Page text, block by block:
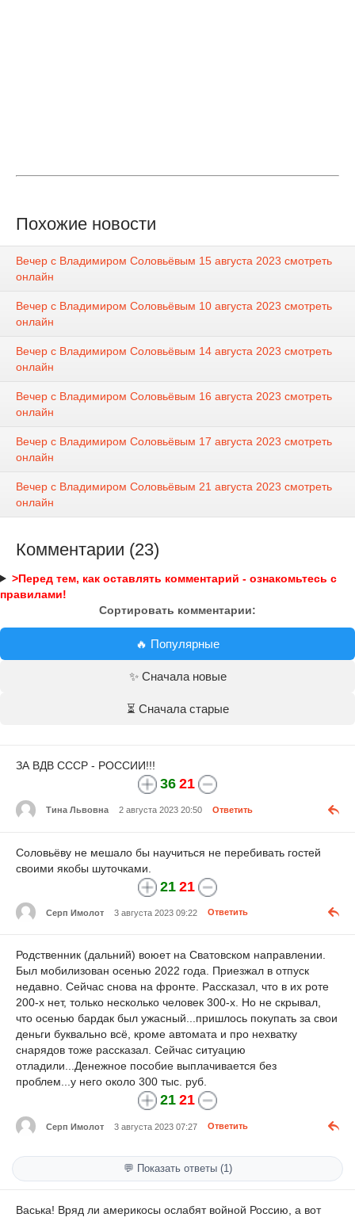
Похожие новости
Вечер с Владимиром Соловьёвым 15 августа 2023 смотреть
онлайн
Вечер с Владимиром Соловьёвым 10 августа 2023 смотреть
онлайн
Вечер с Владимиром Соловьёвым 14 августа 2023 смотреть
онлайн
Вечер с Владимиром Соловьёвым 16 августа 2023 смотреть
онлайн
Вечер с Владимиром Соловьёвым 17 августа 2023 смотреть
онлайн
Вечер с Владимиром Соловьёвым 21 августа 2023 смотреть
онлайн
Комментарии (23)
>Перед тем, как оставлять комментарий - ознакомьтесь с
правилами!
Сортировать комментарии:
🔥 Популярные
✨ Сначала новые
⏳ Сначала старые
ЗА ВДВ СССР - РОССИИ!!!
36 21
Тина Львовна 2 августа 2023 20:50 Ответить
Соловьёву не мешало бы научиться не перебивать гостей
своими якобы шуточками.
21 21
Серп Имолот 3 августа 2023 09:22 Ответить
Родственник (дальний) воюет на Сватовском направлении.
Был мобилизован осенью 2022 года. Приезжал в отпуск
недавно. Сейчас снова на фронте. Рассказал, что в их роте
200-х нет, только несколько человек 300-х. Но не скрывал,
что осенью бардак был ужасный...пришлось покупать за свои
деньги буквально всё, кроме автомата и про нехватку
снарядов тоже рассказал. Сейчас ситуацию
отладили...Денежное пособие выплачивается без
проблем...у него около 300 тыс. руб.
21 21
Серп Имолот 3 августа 2023 07:27 Ответить
💬 Показать ответы (1)
Васька! Вряд ли америкосы ослабят войной Россию, а вот